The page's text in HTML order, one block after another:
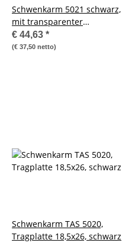
Schwenkarm 5021 schwarz,
mit transparenter
Ablageschale
€ 44,63 *
(€ 37,50 netto)
Schwenkarm TAS 5020,
Tragplatte 18,5x26, schwarz